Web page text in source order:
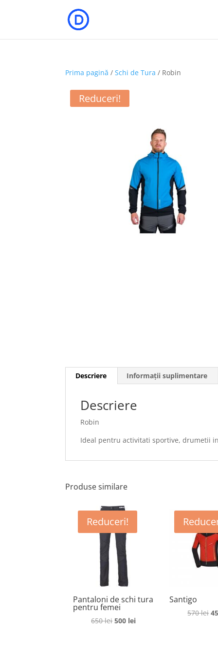
Prima pagină /Schi de Tura / Robin
Reduceri!
Descriere Informații suplimentare
Descriere
Robin
Ideal pentru activitati sportive, drumetii
Produse similare
Reduceri!
Pantaloni de schi tura
pentru femei
650lei Prețul
500 leiPrețul
Santigo
570lei